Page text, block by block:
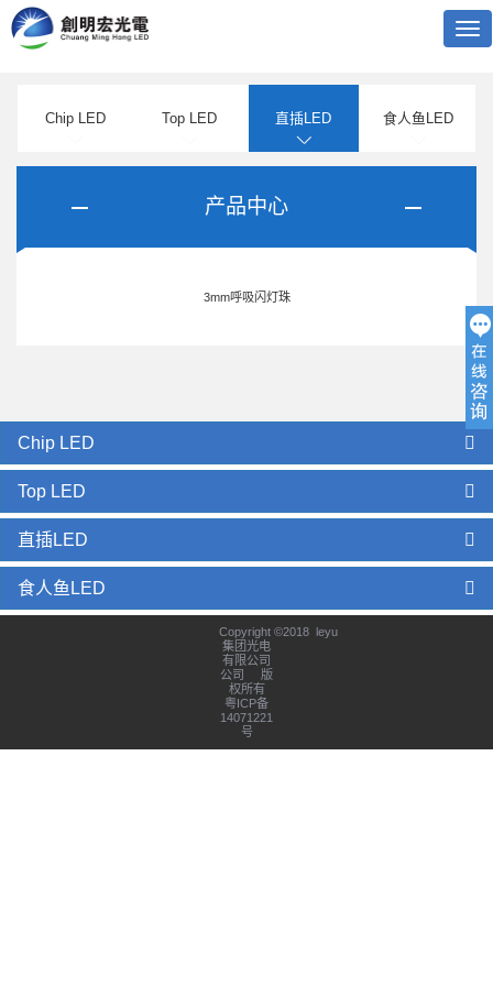
Chip LED Top LED 直插LED 食人鱼LED
产品中心
3mm呼吸闪灯珠
Chip LED
Top LED
直插LED
食人鱼LED
Copyright ©2018 leyu
集团光电
有限公司
公司 版
权所有
粤ICP备
14071221
号